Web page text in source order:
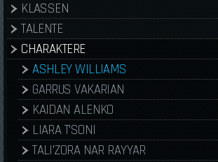
KLASSEN
TALENTE
CHARAKTERE
ASHLEY WILLIAMS
GARRUS VAKARIAN
KAIDAN ALENKO
LIARA T'SONI
TALI'ZORA NAR RAYYAR